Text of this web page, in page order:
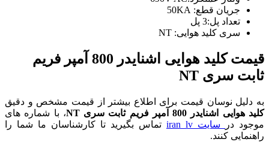
جریان قطع: 50KA
تعداد پل:3 پل
سری کلید هوایی: NT
قیمت کلید هوایی اشنایدر 800 آمپر
فریم
ثابت سری NT
به دلیل نوسان قیمت برای اطلاع بیشتر از قیمت مشخص و دقیق
کلید هوایی اشنایدر 800
آمپر فریم ثابت سری NT
، با شماره های
موجود در
سایت iran lv
تماس بگیرید تا کارشناسان ما شما را
راهنمایی کنند.